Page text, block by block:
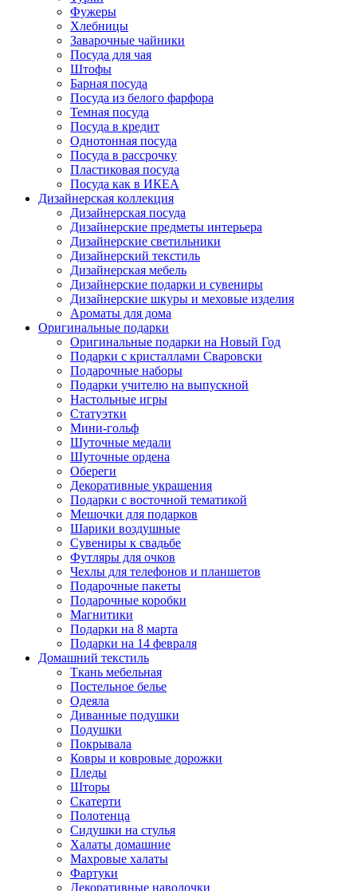
Фужеры
Хлебницы
Заварочные чайники
Посуда для чая
Штофы
Барная посуда
Посуда из белого фарфора
Темная посуда
Посуда в кредит
Однотонная посуда
Посуда в рассрочку
Пластиковая посуда
Посуда как в ИКЕА
Дизайнерская коллекция
Дизайнерская посуда
Дизайнерские предметы интерьера
Дизайнерские светильники
Дизайнерский текстиль
Дизайнерская мебель
Дизайнерские подарки и сувениры
Дизайнерские шкуры и меховые изделия
Ароматы для дома
Оригинальные подарки
Оригинальные подарки на Новый Год
Подарки с кристаллами Сваровски
Подарочные наборы
Подарки учителю на выпускной
Настольные игры
Статуэтки
Мини-гольф
Шуточные медали
Шуточные ордена
Обереги
Декоративные украшения
Подарки с восточной тематикой
Мешочки для подарков
Шарики воздушные
Сувениры к свадьбе
Футляры для очков
Чехлы для телефонов и планшетов
Подарочные пакеты
Подарочные коробки
Магнитики
Подарки на 8 марта
Подарки на 14 февраля
Домашний текстиль
Ткань мебельная
Постельное белье
Одеяла
Диванные подушки
Подушки
Покрывала
Ковры и ковровые дорожки
Пледы
Шторы
Скатерти
Полотенца
Сидушки на стулья
Халаты домашние
Махровые халаты
Фартуки
Декоративные наволочки